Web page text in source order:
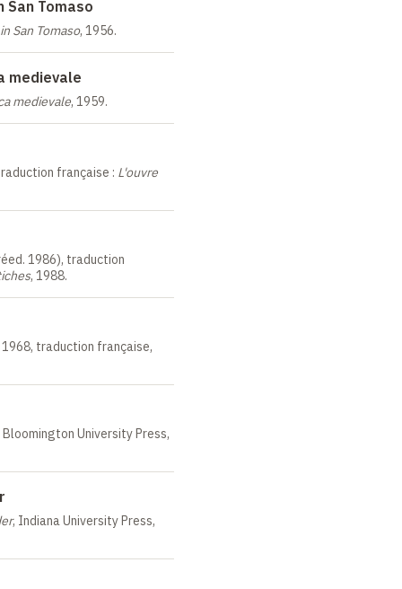
Tomaso
San Tomaso, 1956.
medievale
medievale, 1959.
française : L'ouvre
1986), traduction
, 1988.
1968, traduction française,
Bloomington University Press,
, Indiana University Press,